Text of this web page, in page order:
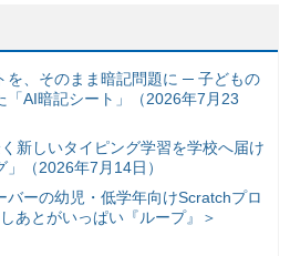
を、そのまま暗記問題に ─ 子どもの
「AI暗記シート」（2026年7月23
新しいタイピング学習を学校へ届け
（2026年7月14日）
バーの幼児・低学年向けScratchプロ
とがいっぱい『ループ』＞